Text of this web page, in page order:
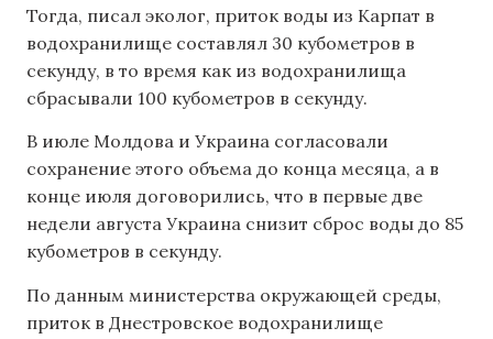
Тогда, писал эколог, приток воды из Карпат в
водохранилище составлял 30 кубометров в
секунду, в то время как из водохранилища
сбрасывали 100 кубометров в секунду.
В июле Молдова и Украина согласовали
сохранение этого объема до конца месяца, а в
конце июля договорились, что в первые две
недели августа Украина снизит сброс воды до 85
кубометров в секунду.
По данным министерства окружающей среды,
приток в Днестровское водохранилище